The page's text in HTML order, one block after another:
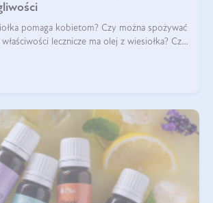
pomaga kobietom? Czy można spożywać
lecznicze ma olej z wiesiołka? Czy